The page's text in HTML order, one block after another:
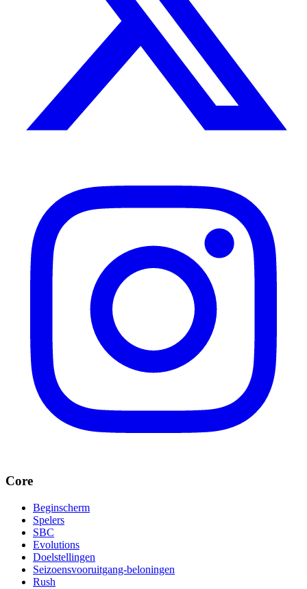
Core
Beginscherm
Spelers
SBC
Evolutions
Doelstellingen
Seizoensvooruitgang-beloningen
Rush